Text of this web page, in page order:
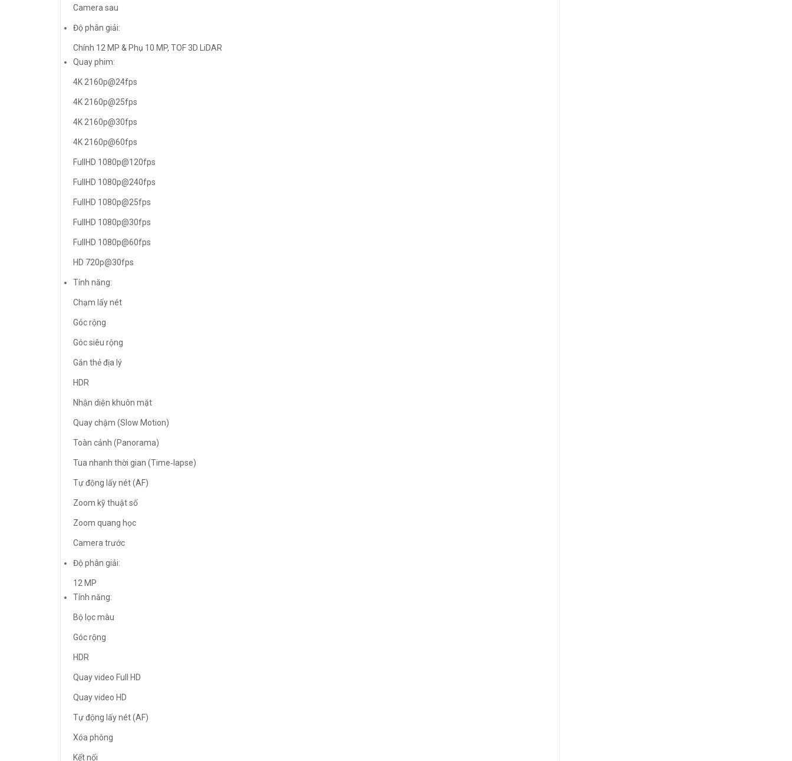
Camera sau
Độ phân giải:
Chính 12 MP & Phụ 10 MP, TOF 3D LiDAR
Quay phim:
4K 2160p@24fps
4K 2160p@25fps
4K 2160p@30fps
4K 2160p@60fps
FullHD 1080p@120fps
FullHD 1080p@240fps
FullHD 1080p@25fps
FullHD 1080p@30fps
FullHD 1080p@60fps
HD 720p@30fps
Tính năng:
Chạm lấy nét
Góc rộng
Góc siêu rộng
Gắn thẻ địa lý
HDR
Nhận diện khuôn mặt
Quay chậm (Slow Motion)
Toàn cảnh (Panorama)
Tua nhanh thời gian (Time‑lapse)
Tự động lấy nét (AF)
Zoom kỹ thuật số
Zoom quang học
Camera trước
Độ phân giải:
12 MP
Tính năng:
Bộ lọc màu
Góc rộng
HDR
Quay video Full HD
Quay video HD
Tự động lấy nét (AF)
Xóa phông
Kết nối